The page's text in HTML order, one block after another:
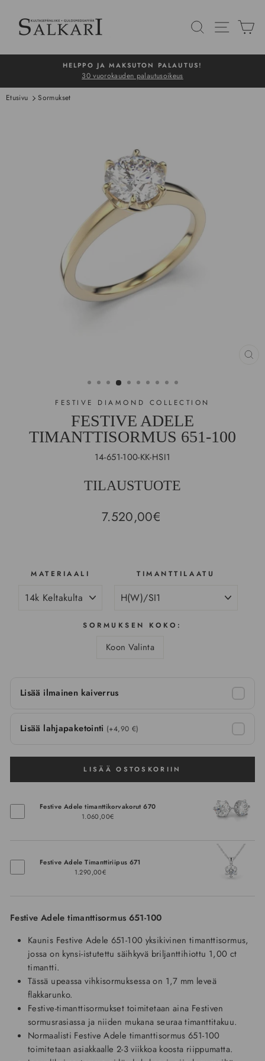
sisältöön
HAKU
Pysäytä
HELPPO JA MAKSUTON PALAUTUS!
30 vuorokauden palautusoikeus
Etusivu Sormukset
FESTIVE DIAMOND COLLECTION
FESTIVE ADELE
TIMANTTISORMUS 651-100
14-651-100-KK-HSI1
TILAUSTUOTE
Hinta
7.520,00€
MATERIAALI TIMANTTILAATU
SORMUKSEN KOKO:
Koon Valinta
Lisää ilmainen kaiverrus
Lisää lahjapaketointi (+4,90 €)
LISÄÄ OSTOSKORIIN
Festive Adele timanttikorvakorut 670
1.060,00€
Festive Adele Timanttiriipus 671
1.290,00€
Festive Adele timanttisormus 651-100
Kaunis Festive Adele 651-100 yksikivinen timanttisormus,
jossa on kynsi-istutettu säihkyvä briljanttihiottu 1,00 ct
timantti.
Tässä upeassa vihkisormuksessa on 1,7 mm leveä
flakkarunko.
Festive-timanttisormukset toimitetaan aina Festiven
sormusrasiassa ja niiden mukana seuraa timanttitakuu.
Normaalisti Festive Adele timanttisormus 651-100
toimitetaan asiakkaalle 2-3 viikkoa koosta riippumatta.